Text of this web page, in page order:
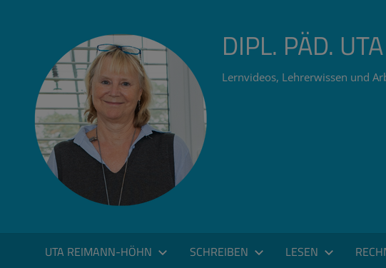
DIPL. PÄD.
Lernvideos, Lehrerwissen und
UTA REIMANN-HÖHN SCHREIBEN LESEN